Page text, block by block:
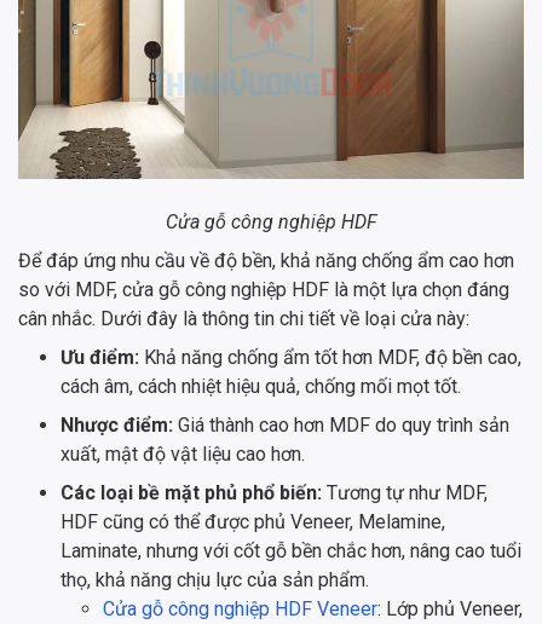
Cửa gỗ công nghiệp HDF
Để đáp ứng nhu cầu về độ bền, khả năng chống ẩm cao hơn
so với MDF, cửa gỗ công nghiệp HDF là một lựa chọn đáng
cân nhắc. Dưới đây là thông tin chi tiết về loại cửa này:
Ưu điểm: Khả năng chống ẩm tốt hơn MDF, độ bền cao,
cách âm, cách nhiệt hiệu quả, chống mối mọt tốt.
Nhược điểm: Giá thành cao hơn MDF do quy trình sản
xuất, mật độ vật liệu cao hơn.
Các loại bề mặt phủ phổ biến: Tương tự như MDF,
HDF cũng có thể được phủ Veneer, Melamine,
Laminate, nhưng với cốt gỗ bền chắc hơn, nâng cao tuổi
thọ, khả năng chịu lực của sản phẩm.
Cửa gỗ công nghiệp HDF Veneer: Lớp phủ Veneer,